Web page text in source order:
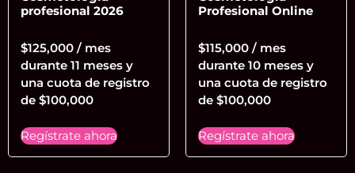
profesional 2026
$125,000 / mes
durante 11 meses y
una cuota de registro
de $100,000
Regístrate ahora
Profesional Online
$115,000 / mes
durante 10 meses y
una cuota de registro
de $100,000
Regístrate ahora